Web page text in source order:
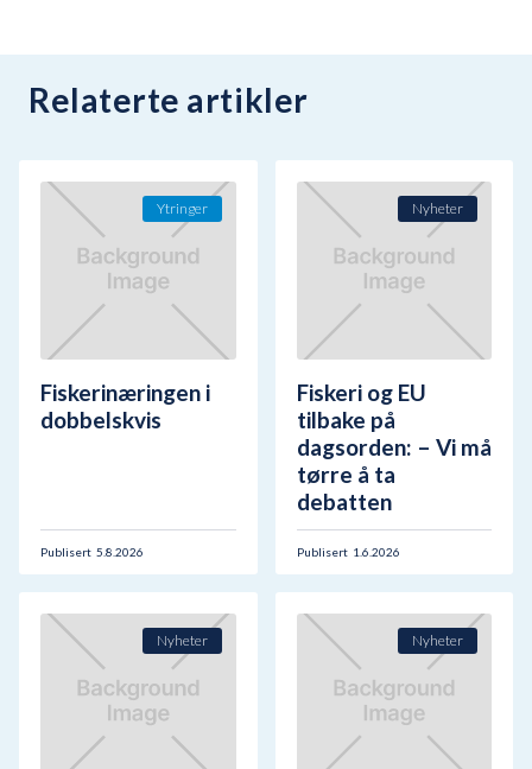
Relaterte artikler
Ytringer
Fiskerinæringen i
dobbelskvis
Publisert 5.8.2026
Nyheter
Fiskeri og EU
tilbake på
dagsorden: – Vi må
tørre å ta
debatten
Publisert 1.6.2026
Nyheter Nyheter